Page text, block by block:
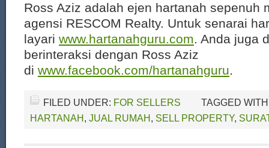
Ross Aziz adalah ejen hartanah sepenuh
agensi RESCOM Realty. Untuk senarai
layari www.hartanahguru.com. Anda juga
berinteraksi dengan Ross Aziz
di www.facebook.com/hartanahguru.
FILED UNDER: FOR SELLERS
TAGGED
HARTANAH, JUAL RUMAH, SELL PROPERTY,